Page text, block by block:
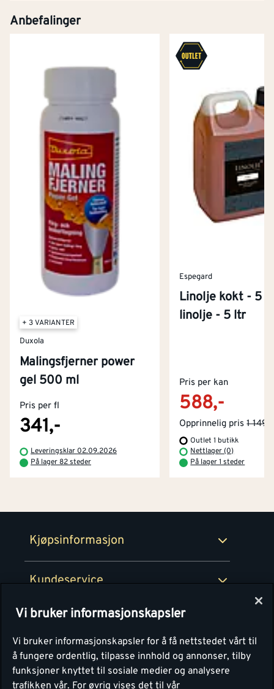
Anbefalinger
+ 3 VARIANTER
Duxola
Malingsfjerner power
gel 500 ml
Pris per fl
341,-
Leveringsklar 02.09.2026
På lager 82 steder
Espegard
Linolje kokt - 5
linolje - 5 ltr
Pris per kan
588,-
Opprinnelig pris 1 149,-
Outlet 1 butikk
Nettlager (0)
På lager 1 steder
Kjøpsinformasjon
Kjøpsbetingelser
Retur- og angrerettsskjema
Kundeservice
Kontakt oss
Tjenester
Montér Klubb
Montér
Om Montér
Byggevarehus og åpningstider
Prismatch
Personvern
Vi bruker informasjonskapsler
Vi bruker informasjonskapsler for å få nettstedet vårt til
å fungere ordentlig, tilpasse innhold og annonser, tilby
funksjoner knyttet til sosiale medier og analysere
trafikken vår. For øvrig vises det til vår